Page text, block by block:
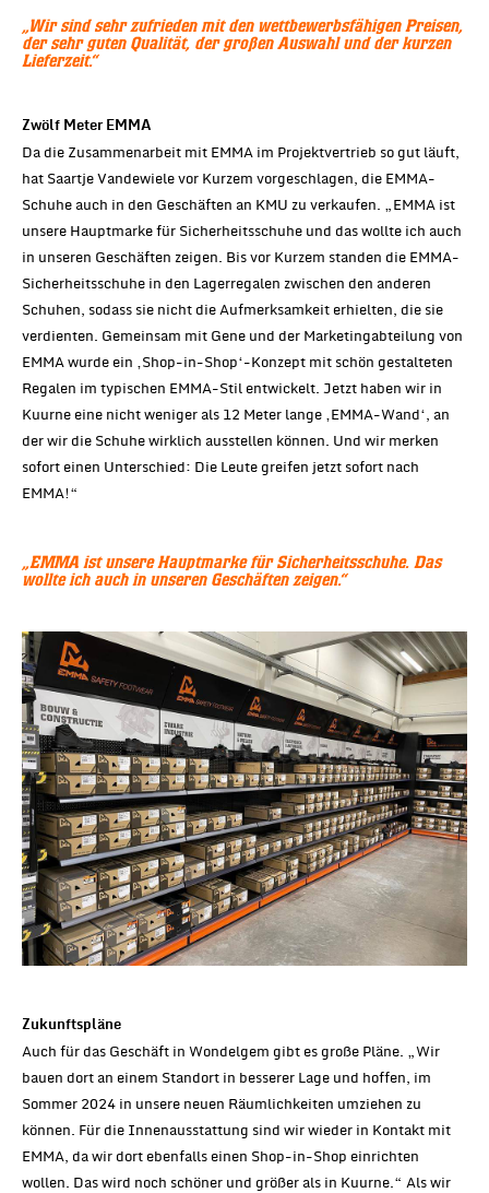
„Wir sind sehr zufrieden mit den wettbewerbsfähigen Preisen,
der sehr guten Qualität, der großen Auswahl und der kurzen
Lieferzeit.“
Zwölf Meter EMMA
Da die Zusammenarbeit mit EMMA im Projektvertrieb so gut läuft,
hat Saartje Vandewiele vor Kurzem vorgeschlagen, die EMMA-
Schuhe auch in den Geschäften an KMU zu verkaufen. „EMMA ist
unsere Hauptmarke für Sicherheitsschuhe und das wollte ich auch
in unseren Geschäften zeigen. Bis vor Kurzem standen die EMMA-
Sicherheitsschuhe in den Lagerregalen zwischen den anderen
Schuhen, sodass sie nicht die Aufmerksamkeit erhielten, die sie
verdienten. Gemeinsam mit Gene und der Marketingabteilung von
EMMA wurde ein ‚Shop-in-Shop‘-Konzept mit schön gestalteten
Regalen im typischen EMMA-Stil entwickelt. Jetzt haben wir in
Kuurne eine nicht weniger als 12 Meter lange ‚EMMA-Wand‘, an
der wir die Schuhe wirklich ausstellen können. Und wir merken
sofort einen Unterschied: Die Leute greifen jetzt sofort nach
EMMA!“
„EMMA ist unsere Hauptmarke für Sicherheitsschuhe. Das
wollte ich auch in unseren Geschäften zeigen.“
Zukunftspläne
Auch für das Geschäft in Wondelgem gibt es große Pläne. „Wir
bauen dort an einem Standort in besserer Lage und hoffen, im
Sommer 2024 in unsere neuen Räumlichkeiten umziehen zu
können. Für die Innenausstattung sind wir wieder in Kontakt mit
EMMA, da wir dort ebenfalls einen Shop-in-Shop einrichten
wollen. Das wird noch schöner und größer als in Kuurne.“ Als wir